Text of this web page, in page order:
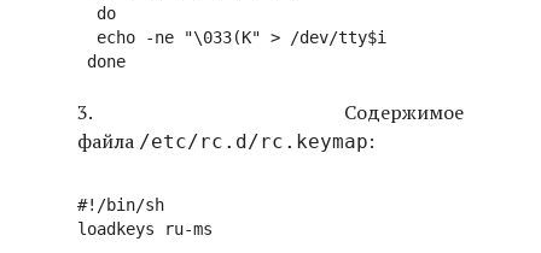
  do
  echo -ne "\033(K" > /dev/tty$i
3. Содержимое
файла /etc/rc.d/rc.keymap:
#!/bin/sh